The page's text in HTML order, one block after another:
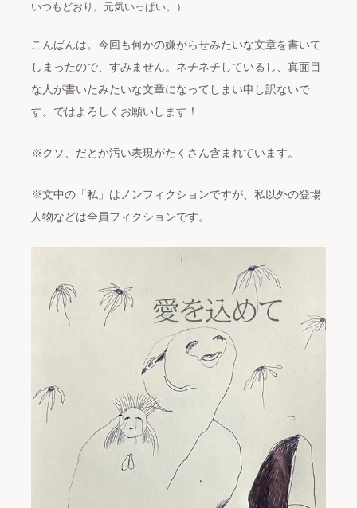
いつもどおり。元気いっぱい。）
こんばんは。今回も何かの嫌がらせみたいな文章を書いて
しまったので、すみません。ネチネチしているし、真面目
な人が書いたみたいな文章になってしまい申し訳ないで
す。ではよろしくお願いします！
※クソ、だとか汚い表現がたくさん含まれています。
※文中の「私」はノンフィクションですが、私以外の登場
人物などは全員フィクションです。